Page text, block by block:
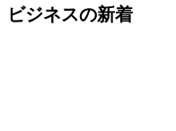
ビジネスの新着